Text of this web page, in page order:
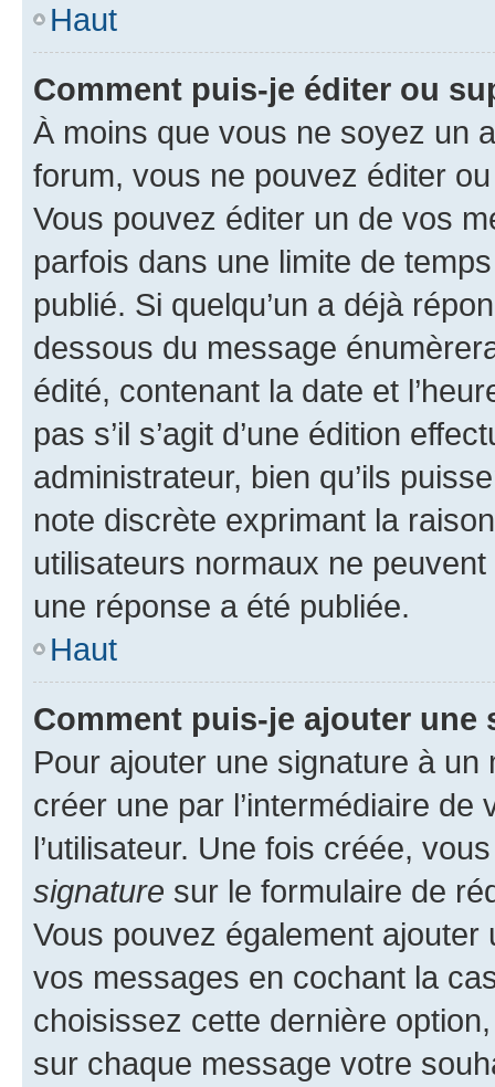
Haut
Comment puis-je éditer ou
À moins que vous ne soyez un
forum, vous ne pouvez éditer
Vous pouvez éditer un de vos
parfois dans une limite de
publié. Si quelqu’un a déjà
dessous du message
édité, contenant la date et
pas s’il s’agit d’une édition
administrateur, bien qu’ils
note discrète exprimant la
utilisateurs normaux ne
une réponse a été publiée.
Haut
Comment puis-je ajouter une
Pour ajouter une signature à un
créer une par l’intermédiaire
l’utilisateur. Une fois créée,
signature sur le formulaire de
Vous pouvez également
vos messages en cochant la
choisissez cette dernière
sur chaque message votre